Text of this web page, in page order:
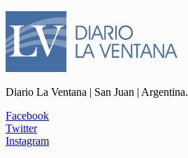
Diario La Ventana | San Juan | Argentina.
Facebook
Twitter
Instagram